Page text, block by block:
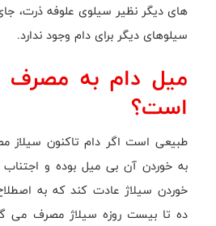
های دیگر نظیر سیلوی علوفه ذرت،
سیلوهای دیگر برای دام وجود ندارد.
میل دام به مصرف
است؟
طبیعی است اگر دام تاکنون سیلاز
به خوردن آن بی میل بوده و اجتناب
خوردن سیلاژ عادت کند که به
ده تا بیست روزه سیلاژ مصرف می